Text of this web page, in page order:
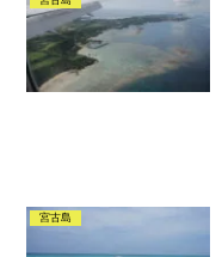
宮古島